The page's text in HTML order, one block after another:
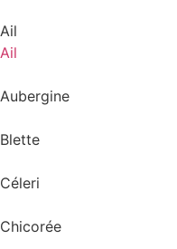
Ail
Ail
Aubergine
Blette
Céleri
Chicorée